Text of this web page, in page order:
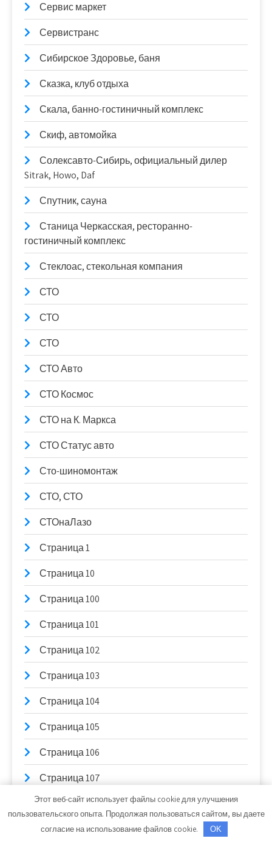
Сервис маркет
Сервистранс
Сибирское Здоровье, баня
Сказка, клуб отдыха
Скала, банно-гостиничный комплекс
Скиф, автомойка
Солексавто-Сибирь, официальный дилер
Sitrak, Howo, Daf
Спутник, сауна
Станица Черкасская, ресторанно-
гостиничный комплекс
Стеклоас, стекольная компания
СТО
СТО
СТО
СТО Авто
СТО Космос
СТО на К. Маркса
СТО Статус авто
Сто-шиномонтаж
СТО, СТО
СТОнаЛазо
Страница 1
Страница 10
Страница 100
Страница 101
Страница 102
Страница 103
Страница 104
Страница 105
Страница 106
Страница 107
Страница 108
Страница 109
Этот веб-сайт использует файлы cookie для улучшения
пользовательского опыта. Продолжая пользоваться сайтом, вы даете
согласие на использование файлов cookie.
OK